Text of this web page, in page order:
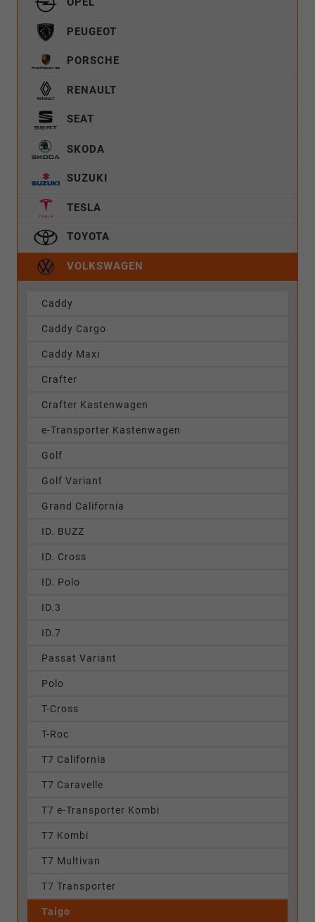
OPEL
PEUGEOT
PORSCHE
RENAULT
SEAT
SKODA
SUZUKI
TESLA
TOYOTA
VOLKSWAGEN
Caddy
Caddy Cargo
Caddy Maxi
Crafter
Crafter Kastenwagen
e-Transporter Kastenwagen
Golf
Golf Variant
Grand California
ID. BUZZ
ID. Cross
ID. Polo
ID.3
ID.7
Passat Variant
Polo
T-Cross
T-Roc
T7 California
T7 Caravelle
T7 e-Transporter Kombi
T7 Kombi
T7 Multivan
T7 Transporter
Taigo